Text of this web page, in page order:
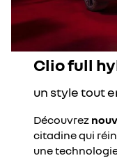
Clio full
un style tout
Découvrez
citadine qui
une